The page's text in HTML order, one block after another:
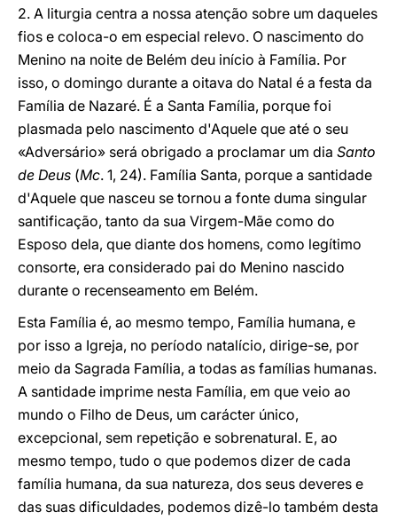
2. A liturgia centra a nossa atenção sobre um daqueles
fios e coloca-o em especial relevo. O nascimento do
Menino na noite de Belém deu início à Família. Por
isso, o domingo durante a oitava do Natal é a festa da
Família de Nazaré. É a Santa Família, porque foi
plasmada pelo nascimento d'Aquele que até o seu
«Adversário» será obrigado a proclamar um dia Santo
de Deus (Mc. 1, 24). Família Santa, porque a santidade
d'Aquele que nasceu se tornou a fonte duma singular
santificação, tanto da sua Virgem-Mãe como do
Esposo dela, que diante dos homens, como legítimo
consorte, era considerado pai do Menino nascido
durante o recenseamento em Belém.
Esta Família é, ao mesmo tempo, Família humana, e
por isso a Igreja, no período natalício, dirige-se, por
meio da Sagrada Família, a todas as famílias humanas.
A santidade imprime nesta Família, em que veio ao
mundo o Filho de Deus, um carácter único,
excepcional, sem repetição e sobrenatural. E, ao
mesmo tempo, tudo o que podemos dizer de cada
família humana, da sua natureza, dos seus deveres e
das suas dificuldades, podemos dizê-lo também desta